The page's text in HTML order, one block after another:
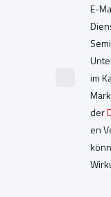
E-
im
der
en